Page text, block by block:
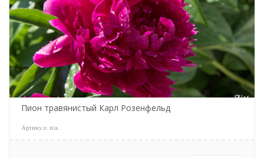
Пион травянистый Карл Розенфельд
Артикул: n/a